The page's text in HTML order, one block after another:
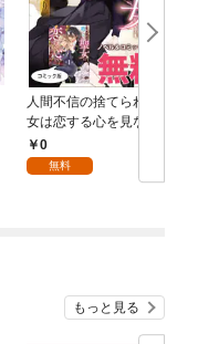
人間不信の捨てられ聖
女は恋する心を見ない
ふり ノベル&コミッ
ク試読版
0
無料
もっと見る